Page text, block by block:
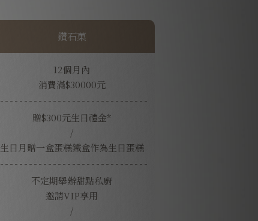
鑽石菓
12個月內
消費滿$30000元
贈$300元生日禮金*
/
生日月贈一盒蛋糕鐵盒作為生日蛋糕
不定期舉辦甜點私廚
邀請VIP享用
/